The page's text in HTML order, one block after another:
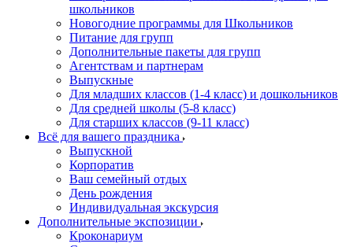
школьников
Новогодние программы для Школьников
Питание для групп
Дополнительные пакеты для групп
Агентствам и партнерам
Выпускные
Для младших классов (1-4 класс) и дошкольников
Для средней школы (5-8 класс)
Для старших классов (9-11 класс)
Всё для вашего праздника
Выпускной
Корпоратив
Ваш семейный отдых
День рождения
Индивидуальная экскурсия
Дополнительные экспозиции
Кроконариум